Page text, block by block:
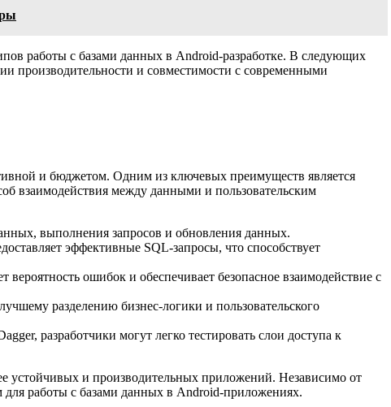
работы с базами данных в Android-разработке. В следующих
производительности и совместимости с современными
и бюджетом. Одним из ключевых преимуществ является
взаимодействия между данными и пользовательским
выполнения запросов и обновления данных.
эффективные SQL-запросы, что способствует
ошибок и обеспечивает безопасное взаимодействие с
разделению бизнес-логики и пользовательского
разработчики могут легко тестировать слои доступа к
устойчивых и производительных приложений. Независимо от
работы с базами данных в Android-приложениях.